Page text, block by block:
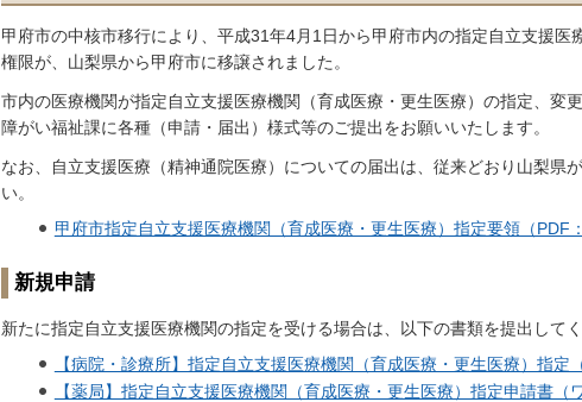
甲府市の中核市移行により、平成31年4月1日から甲府市内の指定自立支援医
権限が、山梨県から甲府市に移譲されました。
市内の医療機関が指定自立支援医療機関（育成医療・更生医療）の指定、変
障がい福祉課に各種（申請・届出）様式等のご提出をお願いいたします。
なお、自立支援医療（精神通院医療）についての届出は、従来どおり山梨県
い。
甲府市指定自立支援医療機関（育成医療・更生医療）指定要領（PDF
新規申請
新たに指定自立支援医療機関の指定を受ける場合は、以下の書類を提出してく
【病院・診療所】指定自立支援医療機関（育成医療・更生医療）指定
【薬局】指定自立支援医療機関（育成医療・更生医療）指定申請書（